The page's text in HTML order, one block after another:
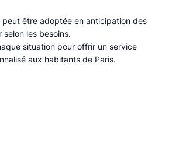
peut être adoptée en anticipation des
selon les besoins.
situation pour offrir un service
aux habitants de Paris.